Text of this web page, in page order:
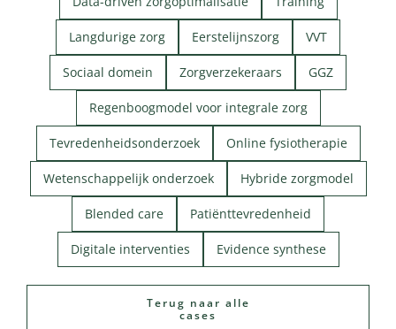
Langdurige zorg Eerstelijnszorg VVT
Sociaal domein Zorgverzekeraars GGZ
Regenboogmodel voor integrale zorg
Tevredenheidsonderzoek Online fysiotherapie
Wetenschappelijk onderzoek Hybride zorgmodel
Blended care Patiënttevredenheid
Digitale interventies Evidence synthese
Terug naar alle
cases